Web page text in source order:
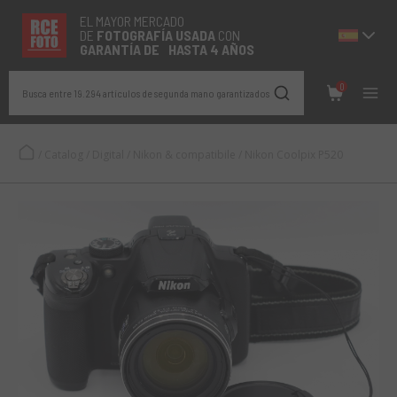
EL MAYOR MERCADO
DE FOTOGRAFÍA USADA CON
GARANTÍA DE HASTA 4 AÑOS
Busca entre 19.294 artículos de segunda mano garantizados
0